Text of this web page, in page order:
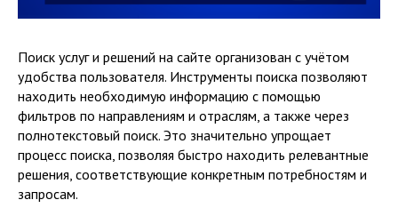
Поиск услуг и решений на сайте организован с учётом
удобства пользователя. Инструменты поиска позволяют
находить необходимую информацию с помощью
фильтров по направлениям и отраслям, а также через
полнотекстовый поиск. Это значительно упрощает
процесс поиска, позволяя быстро находить релевантные
решения, соответствующие конкретным потребностям и
запросам.